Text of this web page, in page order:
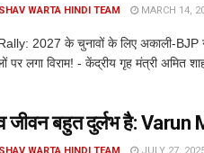
WARTA HINDI TEAM MARCH 14,
2027 के चुनावों के लिए अकाली-BJP
पर लगा विराम! - केंद्रीय गृह मंत्री अमित
जीवन बहुत दुर्लभ है: Varun